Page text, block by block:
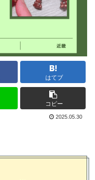
はてブ
コピー
2025.05.30